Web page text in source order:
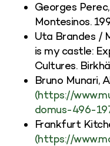
Georges
Montesinos.
Uta Brandes /
is my castle:
Cultures.
Bruno Munari,
(https://
domus-496-
Frankfurt
(https://